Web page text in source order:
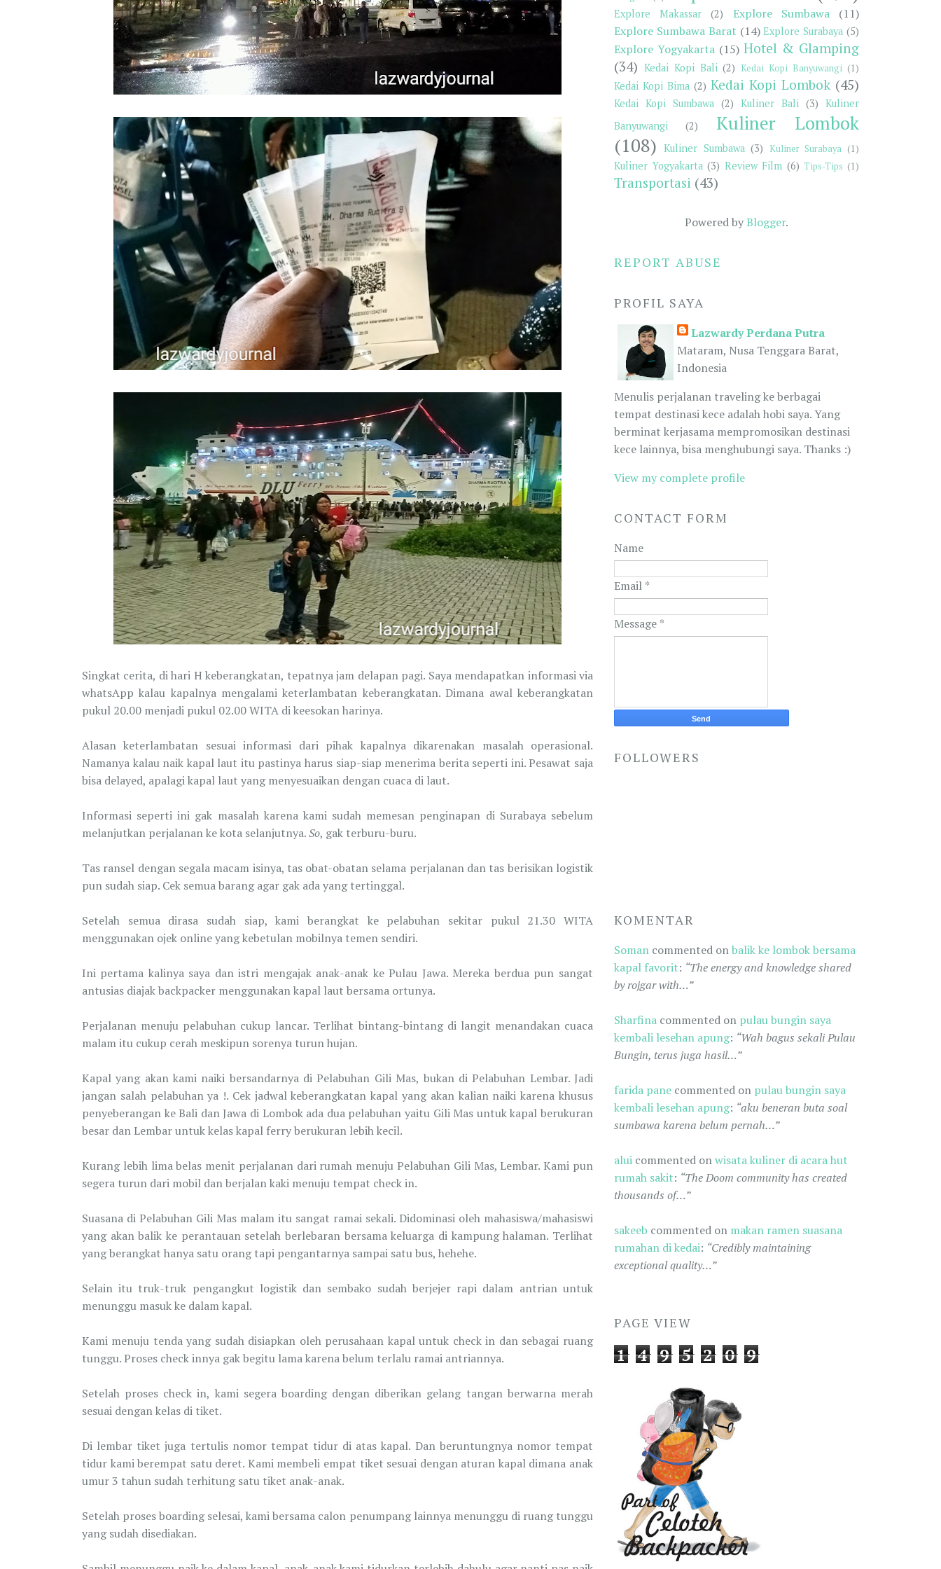
Singkat cerita, di hari H keberangkatan, tepatnya jam delapan pagi. Saya mendapatkan informasi via
whatsApp kalau kapalnya mengalami keterlambatan keberangkatan. Dimana awal keberangkatan
pukul 20.00 menjadi pukul 02.00 WITA di keesokan harinya.
Alasan keterlambatan sesuai informasi dari pihak kapalnya dikarenakan masalah operasional.
Namanya kalau naik kapal laut itu pastinya harus siap-siap menerima berita seperti ini. Pesawat saja
bisa delayed, apalagi kapal laut yang menyesuaikan dengan cuaca di laut.
Informasi seperti ini gak masalah karena kami sudah memesan penginapan di Surabaya sebelum
melanjutkan perjalanan ke kota selanjutnya.So, gak terburu-buru.
Tas ransel dengan segala macam isinya, tas obat-obatan selama perjalanan dan tas berisikan logistik
pun sudah siap. Cek semua barang agar gak ada yang tertinggal.
Setelah semua dirasa sudah siap, kami berangkat ke pelabuhan sekitar pukul 21.30 WITA
menggunakan ojek online yang kebetulan mobilnya temen sendiri.
Ini pertama kalinya saya dan istri mengajak anak-anak ke Pulau Jawa. Mereka berdua pun sangat
antusias diajak backpacker menggunakan kapal laut bersama ortunya.
Perjalanan menuju pelabuhan cukup lancar. Terlihat bintang-bintang di langit menandakan cuaca
malam itu cukup cerah meskipun sorenya turun hujan.
Kapal yang akan kami naiki bersandarnya di Pelabuhan Gili Mas, bukan di Pelabuhan Lembar. Jadi
jangan salah pelabuhan ya !. Cek jadwal keberangkatan kapal yang akan kalian naiki karena khusus
penyeberangan ke Bali dan Jawa di Lombok ada dua pelabuhan yaitu Gili Mas untuk kapal berukuran
besar dan Lembar untuk kelas kapal ferry berukuran lebih kecil.
Kurang lebih lima belas menit perjalanan dari rumah menuju Pelabuhan Gili Mas, Lembar. Kami pun
segera turun dari mobil dan berjalan kaki menuju tempat check in.
Suasana di Pelabuhan Gili Mas malam itu sangat ramai sekali. Didominasi oleh mahasiswa/mahasiswi
yang akan balik ke perantauan setelah berlebaran bersama keluarga di kampung halaman. Terlihat
yang berangkat hanya satu orang tapi pengantarnya sampai satu bus, hehehe.
Selain itu truk-truk pengangkut logistik dan sembako sudah berjejer rapi dalam antrian untuk
menunggu masuk ke dalam kapal.
Kami menuju tenda yang sudah disiapkan oleh perusahaan kapal untuk check in dan sebagai ruang
tunggu. Proses check innya gak begitu lama karena belum terlalu ramai antriannya.
Setelah proses check in, kami segera boarding dengan diberikan gelang tangan berwarna merah
sesuai dengan kelas di tiket.
Di lembar tiket juga tertulis nomor tempat tidur di atas kapal. Dan beruntungnya nomor tempat
tidur kami berempat satu deret. Kami membeli empat tiket sesuai dengan aturan kapal dimana anak
umur 3 tahun sudah terhitung satu tiket anak-anak.
Setelah proses boarding selesai, kami bersama calon penumpang lainnya menunggu di ruang tunggu
yang sudah disediakan.
Explore Makassar (2) Explore Sumbawa
(11)
Explore Sumbawa Barat (14) Explore Surabaya (5)
Explore Yogyakarta (15) Hotel & Glamping
(34) Kedai Kopi Bali (2) Kedai Kopi Banyuwangi (1)
Kedai Kopi Bima (2) Kedai Kopi Lombok (45)
Kedai Kopi Sumbawa (2) Kuliner Bali (3) Kuliner
Banyuwangi
(2)
Kuliner Lombok
(108)
Kuliner Sumbawa (3) Kuliner Surabaya (1)
Kuliner Yogyakarta (3) Review Film (6) Tips-Tips (1)
Transportasi (43)
Powered byBlogger.
REPORT ABUSE
PROFIL SAYA
Lazwardy Perdana Putra
Mataram, Nusa Tenggara Barat,
Indonesia
Menulis perjalanan traveling ke berbagai
tempat destinasi kece adalah hobi saya. Yang
berminat kerjasama mempromosikan destinasi
kece lainnya, bisa menghubungi saya. Thanks :)
View my complete profile
CONTACT FORM
Name
Email *
Message *
FOLLOWERS
KOMENTAR
Somancommented onbalik ke lombok bersama
kapal favorit: “The energy and knowledge shared
by rojgar with…”
Sharfinacommented on pulau bungin saya
kembali lesehan apung: “Wah bagus sekali Pulau
Bungin, terus juga hasil…”
farida panecommented on pulau bungin saya
kembali lesehan apung: “aku beneran buta soal
sumbawa karena belum pernah…”
aluicommented onwisata kuliner di acara hut
rumah sakit: “The Doom community has created
thousands of…”
sakeeb commented on makan ramen suasana
rumahan di kedai: “Credibly maintaining
exceptional quality…”
PAGE VIEW
1 4 9 5 2 0 9